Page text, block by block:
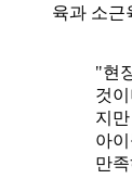
육과 소근
"현
것
지
아
만